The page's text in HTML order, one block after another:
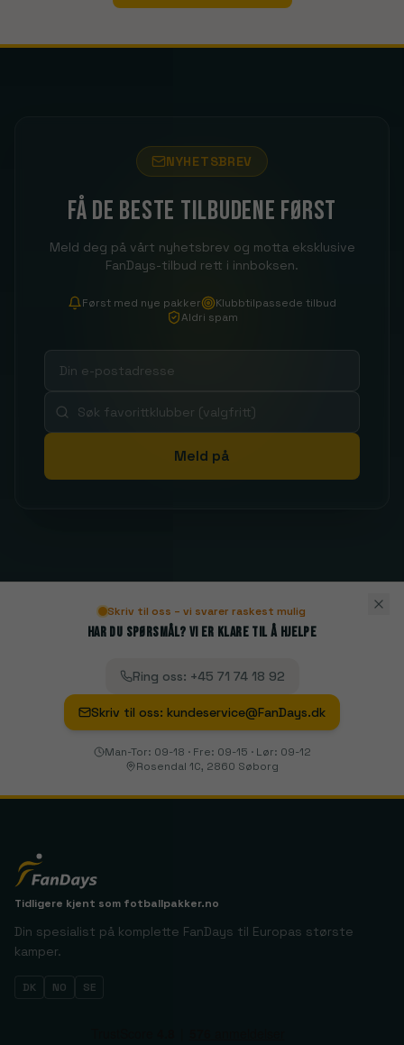
NYHETSBREV
Få de beste tilbudene først
Meld deg på vårt nyhetsbrev og motta eksklusive
FanDays-tilbud rett i innboksen.
Først med nye pakker
Klubbtilpassede tilbud
Aldri spam
Meld på
Skriv til oss – vi svarer raskest mulig
Har du spørsmål? Vi er klare til å hjelpe
Ring oss: +45 71 74 18 92
Skriv til oss: kundeservice@FanDays.dk
Man-Tor: 09-18 · Fre: 09-15 · Lør: 09-12
Rosendal 1C, 2860 Søborg
Tidligere kjent som fotballpakker.no
Din spesialist på komplette FanDays til Europas største
kamper.
DK NO SE